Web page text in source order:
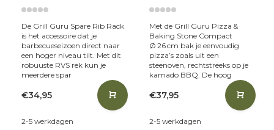
De Grill Guru Spare Rib Rack
is het accessoire dat je
barbecueseizoen direct naar
een hoger niveau tilt. Met dit
robuuste RVS rek kun je
meerdere spar
€34,95
2-5 werkdagen
Met de Grill Guru Pizza &
Baking Stone Compact
Ø 26 cm bak je eenvoudig
pizza’s zoals uit een
steenoven, rechtstreeks op je
kamado BBQ. De hoog
€37,95
2-5 werkdagen